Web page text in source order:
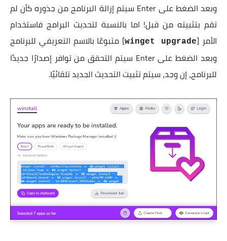
وبعد الضغط على Enter سيتم إزالة البرنامج من جذوره كأن لم
تقم بتثبيته من قبل! اما بالنسبة لتحديث البرامج فاستخدام
الأمر [winget upgrade] متبوعًا بالاسم التعريفي للبرنامج
وبعد الضغط على Enter سيتم التحقق من توافر إصدارًا جديدًا
للبرنامج، إن وجد، سيتم تثبيت التحديث الجديد تلقائيًا.